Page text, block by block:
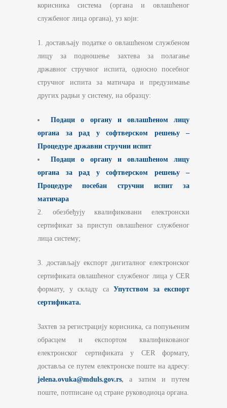
корисника система (органа и овлашћеног
службеног лица органа), уз који:
1. достављају податке о овлашћеном службеном
лицу за подношење захтева за полагање
државног стручног испита, односно посебног
стручног испита за матичара и предузимање
других радњи у систему, на образцу:
Подаци о органу и овлашћеном лицу
органа за рад у софтверском решењу –
Процедуре државни стручни испит
Подаци о органу и овлашћеном лицу
органа за рад у софтверском решењу –
Процедуре посебан стручни испит за
матичара
2. обезбеђују квалификовани електронски
сертификат за приступ овлашћеног службеног
лица систему;
3. достављају експорт дигиталног електронског
сертификата овлашћеног службеног лица у CER
формату, у складу са Упутством за експорт
сертификата.
Захтев за регистрацију корисника, са попуњеним
обрасцем и експортом квалификованог
електронског сертификата у CER формату,
доставља се путем електронске поште на адресу:
jelena.ovuka@mduls.gov.rs, а затим и путем
поште, потписане од стране руководиоца органа.